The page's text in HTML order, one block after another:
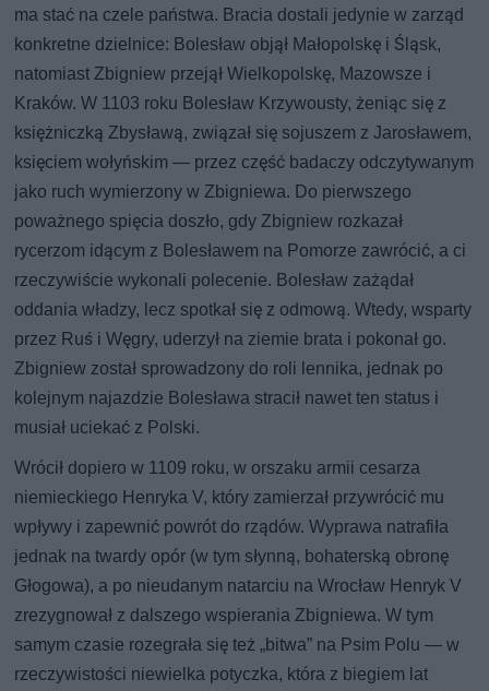
ma stać na czele państwa. Bracia dostali jedynie w zarząd
konkretne dzielnice: Bolesław objął Małopolskę i Śląsk,
natomiast Zbigniew przejął Wielkopolskę, Mazowsze i
Kraków. W 1103 roku Bolesław Krzywousty, żeniąc się z
księżniczką Zbysławą, związał się sojuszem z Jarosławem,
księciem wołyńskim — przez część badaczy odczytywanym
jako ruch wymierzony w Zbigniewa. Do pierwszego
poważnego spięcia doszło, gdy Zbigniew rozkazał
rycerzom idącym z Bolesławem na Pomorze zawrócić, a ci
rzeczywiście wykonali polecenie. Bolesław zażądał
oddania władzy, lecz spotkał się z odmową. Wtedy, wsparty
przez Ruś i Węgry, uderzył na ziemie brata i pokonał go.
Zbigniew został sprowadzony do roli lennika, jednak po
kolejnym najazdzie Bolesława stracił nawet ten status i
musiał uciekać z Polski.
Wrócił dopiero w 1109 roku, w orszaku armii cesarza
niemieckiego Henryka V, który zamierzał przywrócić mu
wpływy i zapewnić powrót do rządów. Wyprawa natrafiła
jednak na twardy opór (w tym słynną, bohaterską obronę
Głogowa), a po nieudanym natarciu na Wrocław Henryk V
zrezygnował z dalszego wspierania Zbigniewa. W tym
samym czasie rozegrała się też „bitwa” na Psim Polu — w
rzeczywistości niewielka potyczka, która z biegiem lat